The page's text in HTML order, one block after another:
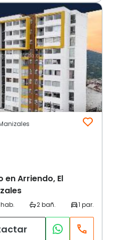
Arriendo, El